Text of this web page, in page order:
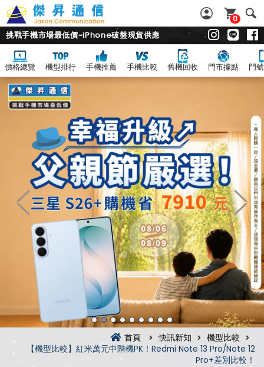
0
挑戰手機市場最低價~iPhone破盤現貨供應
價格總覽 機型排行 手機推薦 手機比較 舊機回收 門市據點 門
首頁 快訊新知
機型比較
【機型比較】紅米萬元中階機PK！Redmi Note 13 Pro/Note 12
Pro+差別比較！